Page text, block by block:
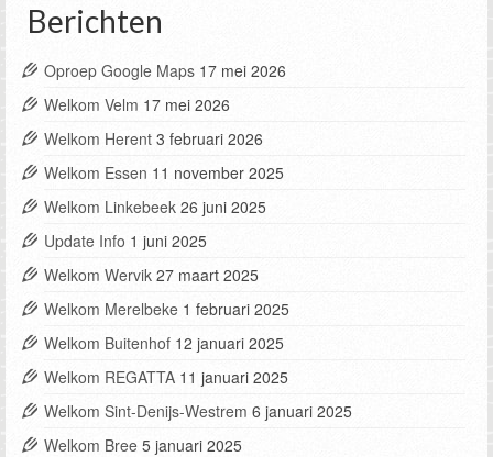
Berichten
Oproep Google Maps 17 mei 2026
Welkom Velm 17 mei 2026
Welkom Herent 3 februari 2026
Welkom Essen 11 november 2025
Welkom Linkebeek 26 juni 2025
Update Info 1 juni 2025
Welkom Wervik 27 maart 2025
Welkom Merelbeke 1 februari 2025
Welkom Buitenhof 12 januari 2025
Welkom REGATTA 11 januari 2025
Welkom Sint-Denijs-Westrem 6 januari 2025
Welkom Bree 5 januari 2025